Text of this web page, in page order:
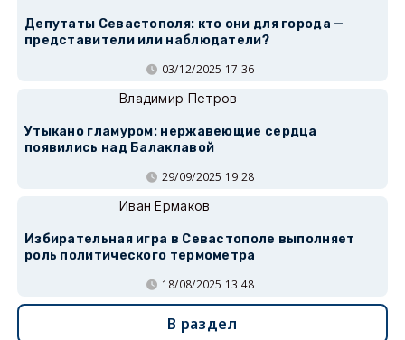
Депутаты Севастополя: кто они для города —
представители или наблюдатели?
03/12/2025 17:36
Владимир Петров
Утыкано гламуром: нержавеющие сердца
появились над Балаклавой
29/09/2025 19:28
Иван Ермаков
Избирательная игра в Севастополе выполняет
роль политического термометра
18/08/2025 13:48
В раздел